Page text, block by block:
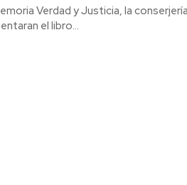
Verdad y Justicia, la
el libro...